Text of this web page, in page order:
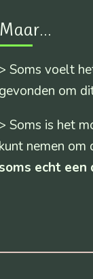
Maar...
Soms voelt
gevonden om
Soms is het
kunt nemen
soms echt